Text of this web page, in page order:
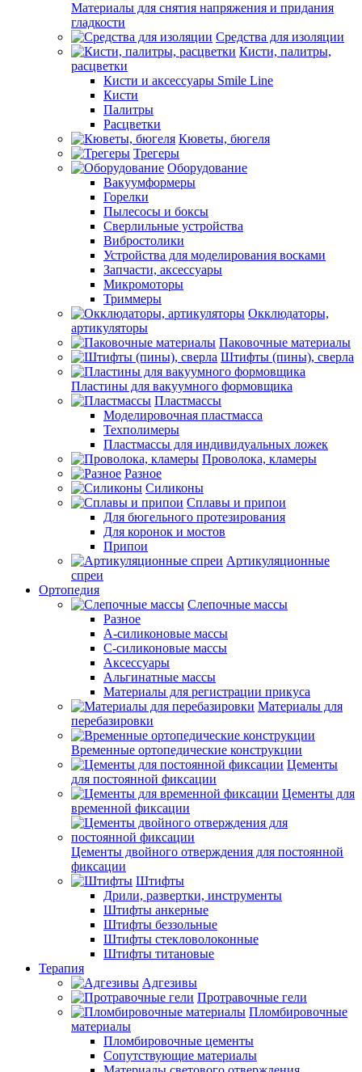
Материалы для снятия напряжения и придания
гладкости
Средства для изоляции
Кисти, палитры,
расцветки
Кисти и аксессуары Smile Line
Кисти
Палитры
Расцветки
Кюветы, бюгеля
Трегеры
Оборудование
Вакуумформеры
Горелки
Пылесосы и боксы
Сверлильные устройства
Вибростолики
Устройства для моделирования восками
Запчасти, аксессуары
Микромоторы
Триммеры
Окклюдаторы,
артикуляторы
Паковочные материалы
Штифты (пины), сверла
Пластины для вакуумного формовщика
Пластмассы
Моделировочная пластмасса
Техполимеры
Пластмассы для индивидуальных ложек
Проволока, кламеры
Разное
Силиконы
Сплавы и припои
Для бюгельного протезирования
Для коронок и мостов
Припои
Артикуляционные
спреи
Ортопедия
Слепочные массы
Разное
А-силиконовые массы
С-силиконовые массы
Аксессуары
Альгинатные массы
Материалы для регистрации прикуса
Материалы для
перебазировки
Временные ортопедические конструкции
Цементы
для постоянной фиксации
Цементы для
временной фиксации
Цементы двойного отверждения для постоянной
фиксации
Штифты
Дрили, развертки, инструменты
Штифты анкерные
Штифты беззольные
Штифты стекловолоконные
Штифты титановые
Терапия
Адгезивы
Протравочные гели
Пломбировочные
материалы
Пломбировочные цементы
Сопутствующие материалы